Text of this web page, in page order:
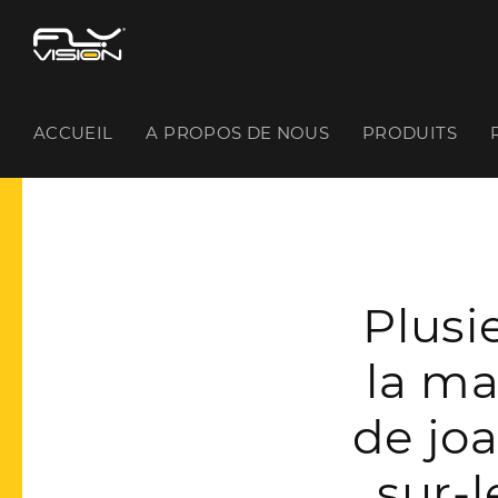
ACCUEIL A PROPOS DE NOUS PRODUITS
la
de